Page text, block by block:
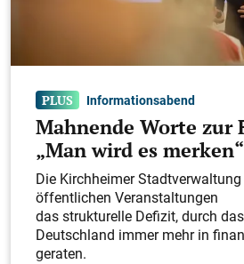
Gianni Mantineo (TSV
Informationsabend
Mahnende Worte zur
„Man wird es merken“
Die Kirchheimer
öffentlichen Veranstaltungen
das strukturelle Defizit, durch
Deutschland immer mehr in
geraten.